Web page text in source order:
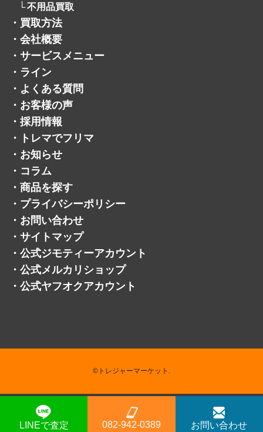
不用品買取
・ 買取方法
・ 会社概要
・ サービスメニュー
・ ライン
・ よくある質問
・ お客様の声
・ 採用情報
・
トレマでフリマ
・ お知らせ
・ コラム
・ 商品を探す
・ プライバシーポリシー
・ お問い合わせ
・ サイトマップ
・ 公式ジモティーアカウント
・ 公式メルカリショップ
・ 公式ヤフオクアカウント
©トレジャーマーケット.
LINEで査定 082-942-0389 お問い合わせ